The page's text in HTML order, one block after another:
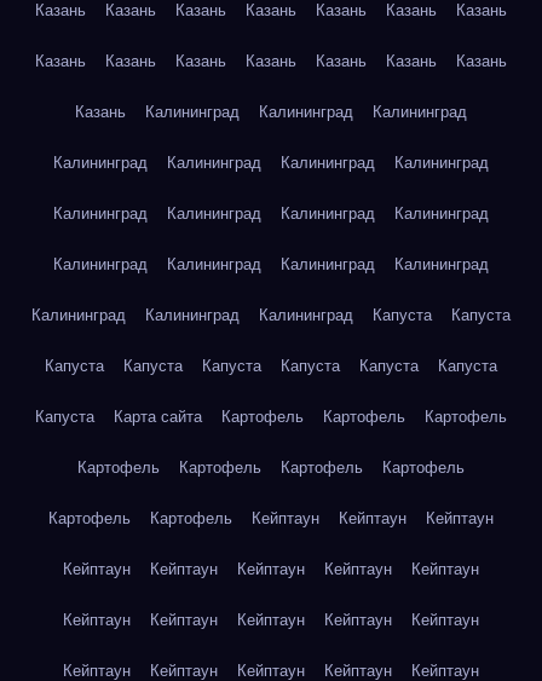
Казань Казань Казань Казань Казань Казань Казань
Казань Казань Казань Казань Казань Казань Казань
Казань Калининград Калининград Калининград
Калининград Калининград Калининград Калининград
Калининград Калининград Калининград Калининград
Калининград Калининград Калининград Калининград
Калининград Калининград Калининград Капуста Капуста
Капуста Капуста Капуста Капуста Капуста Капуста
Капуста Карта сайта Картофель Картофель Картофель
Картофель Картофель Картофель Картофель
Картофель Картофель Кейптаун Кейптаун Кейптаун
Кейптаун Кейптаун Кейптаун Кейптаун Кейптаун
Кейптаун Кейптаун Кейптаун Кейптаун Кейптаун
Кейптаун Кейптаун Кейптаун Кейптаун Кейптаун